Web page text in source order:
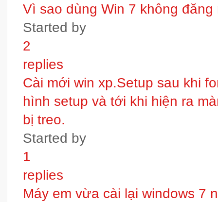
Vì sao dùng Win 7 không
Started by
2
replies
Cài mới win xp.Setup sau khi
hình setup và tới khi hiện ra
bị treo.
Started by
1
replies
Máy em vừa cài lại windows 7